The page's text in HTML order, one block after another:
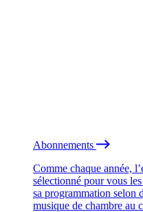
Abonnements
Comme chaque année,
sélectionné pour vous
sa programmation selon
musique de chambre au